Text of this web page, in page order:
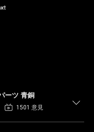
ーツ 青銅
1501 意見